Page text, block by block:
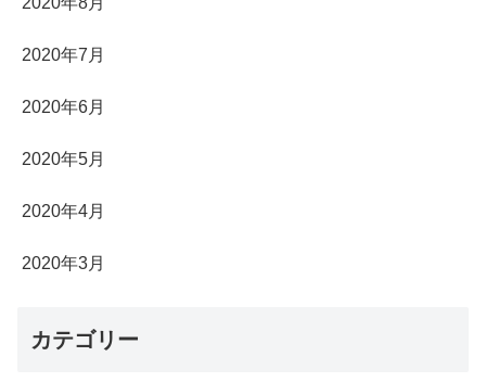
2020年7月
2020年6月
2020年5月
2020年4月
2020年3月
カテゴリー